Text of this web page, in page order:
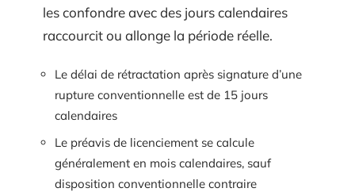
les confondre avec des jours calendaires
raccourcit ou allonge la période réelle.
Le délai de rétractation après signature d’une
rupture conventionnelle est de 15 jours
calendaires
Le préavis de licenciement se calcule
généralement en mois calendaires, sauf
disposition conventionnelle contraire